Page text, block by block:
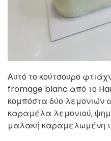
Αυτό το κούτσουρο
fromage blanc από το
κομπόστα δύο λεμονιών
καραμέλα λεμονιού,
μαλακή καραμελωμένη